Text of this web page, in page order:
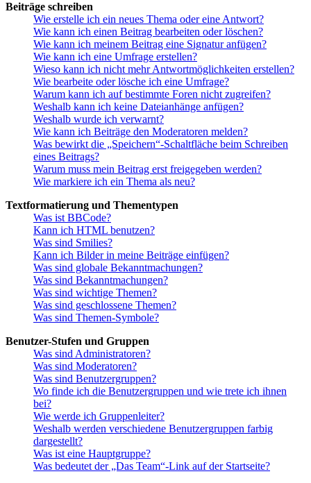
Beiträge schreiben
Wie erstelle ich ein neues Thema oder eine Antwort?
Wie kann ich einen Beitrag bearbeiten oder löschen?
Wie kann ich meinem Beitrag eine Signatur anfügen?
Wie kann ich eine Umfrage erstellen?
Wieso kann ich nicht mehr Antwortmöglichkeiten erstellen?
Wie bearbeite oder lösche ich eine Umfrage?
Warum kann ich auf bestimmte Foren nicht zugreifen?
Weshalb kann ich keine Dateianhänge anfügen?
Weshalb wurde ich verwarnt?
Wie kann ich Beiträge den Moderatoren melden?
Was bewirkt die „Speichern“-Schaltfläche beim Schreiben
eines Beitrags?
Warum muss mein Beitrag erst freigegeben werden?
Wie markiere ich ein Thema als neu?
Textformatierung und Thementypen
Was ist BBCode?
Kann ich HTML benutzen?
Was sind Smilies?
Kann ich Bilder in meine Beiträge einfügen?
Was sind globale Bekanntmachungen?
Was sind Bekanntmachungen?
Was sind wichtige Themen?
Was sind geschlossene Themen?
Was sind Themen-Symbole?
Benutzer-Stufen und Gruppen
Was sind Administratoren?
Was sind Moderatoren?
Was sind Benutzergruppen?
Wo finde ich die Benutzergruppen und wie trete ich ihnen
bei?
Wie werde ich Gruppenleiter?
Weshalb werden verschiedene Benutzergruppen farbig
dargestellt?
Was ist eine Hauptgruppe?
Was bedeutet der „Das Team“-Link auf der Startseite?